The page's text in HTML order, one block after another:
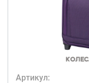
Артикул: